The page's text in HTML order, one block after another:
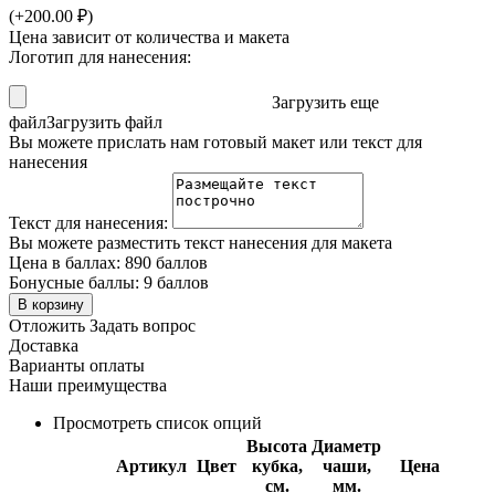
(+200.00 ₽)
Цена зависит от количества и макета
Логотип для нанесения:
Загрузить еще
файлЗагрузить файл
Вы можете прислать нам готовый макет или текст для
нанесения
Текст для нанесения:
Вы можете разместить текст нанесения для макета
Цена в баллах: 890 баллов
Бонусные баллы: 9 баллов
В корзину
Отложить Задать вопрос
Доставка
Варианты оплаты
Наши преимущества
Просмотреть список опций
Артикул Цвет
Высота
кубка,
см.
Диаметр
чаши,
мм.
Цена